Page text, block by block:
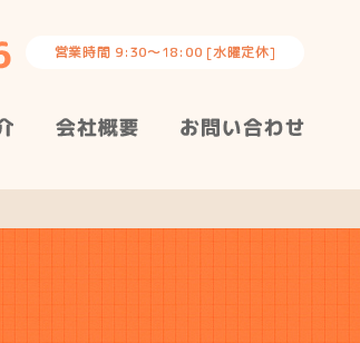
営業時間 9:30～18:00 [水曜定休]